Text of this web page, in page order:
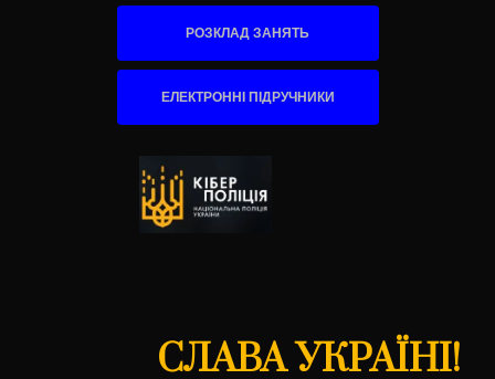
РОЗКЛАД ЗАНЯТЬ
ЕЛЕКТРОННІ ПІДРУЧНИКИ
СЛАВА УКРАЇНІ!